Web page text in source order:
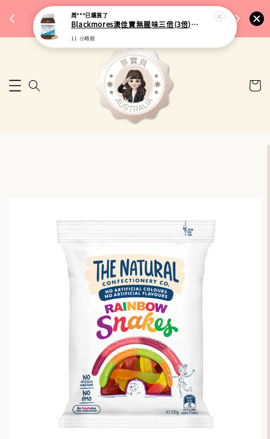
🎉 77購物節｜保健品滿額最低 91 折
來去逛逛
🚚 台
周***已購買了
Blackmores澳佳寶無腥味三倍(3倍)濃縮加強型深海魚油 150粒
11 小時前